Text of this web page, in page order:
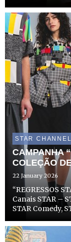
não só começa
STAR CHANNEL
CAMPANHA
COLEÇÃO
22 January 2026
“REGRESSOS
Canais STAR –
STAR Comedy,
um toque de
aquilo que nos ...